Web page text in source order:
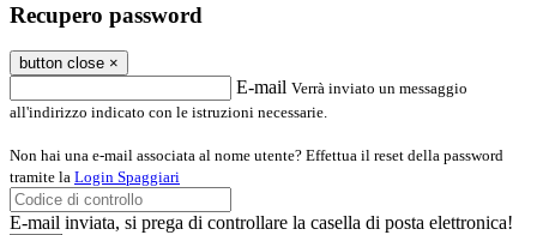
Recupero password
button close ×
E-mail Verrà inviato un messaggio
all'indirizzo indicato con le istruzioni necessarie.
Non hai una e-mail associata al nome utente? Effettua il reset della password
tramite la Login Spaggiari
E-mail inviata, si prega di controllare la casella di posta elettronica!